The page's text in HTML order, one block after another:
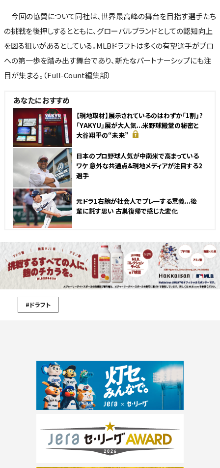
今回の協賛について同社は、世界最高峰の舞台を目指す選手たち
の挑戦を後押しするとともに、グローバルブランドとしての認知向上
を図る狙いがあるとしている。MLBドラフトは多くの有望選手がプロ
への第一歩を踏み出す舞台であり、新たなパートナーシップにも注
目が集まる。（Full-Count編集部）
あなたにおすすめ
【現地取材】展示されているのはわずか「1割」?
「YAKYU」展が大人気...米野球殿堂の秘密と
大谷翔平の“未来”
日本のプロ野球人気が中南米で高まっている
ワケ 意外な共通点&現地メディアが注目する2
選手
元ドラ1右腕が社会人でプレーする意義...後
輩に託す思い 古巣復帰で感じた変化
#ドラフト